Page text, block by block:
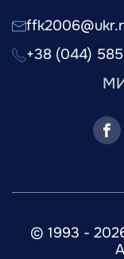
+38 (044)
© 1993 -